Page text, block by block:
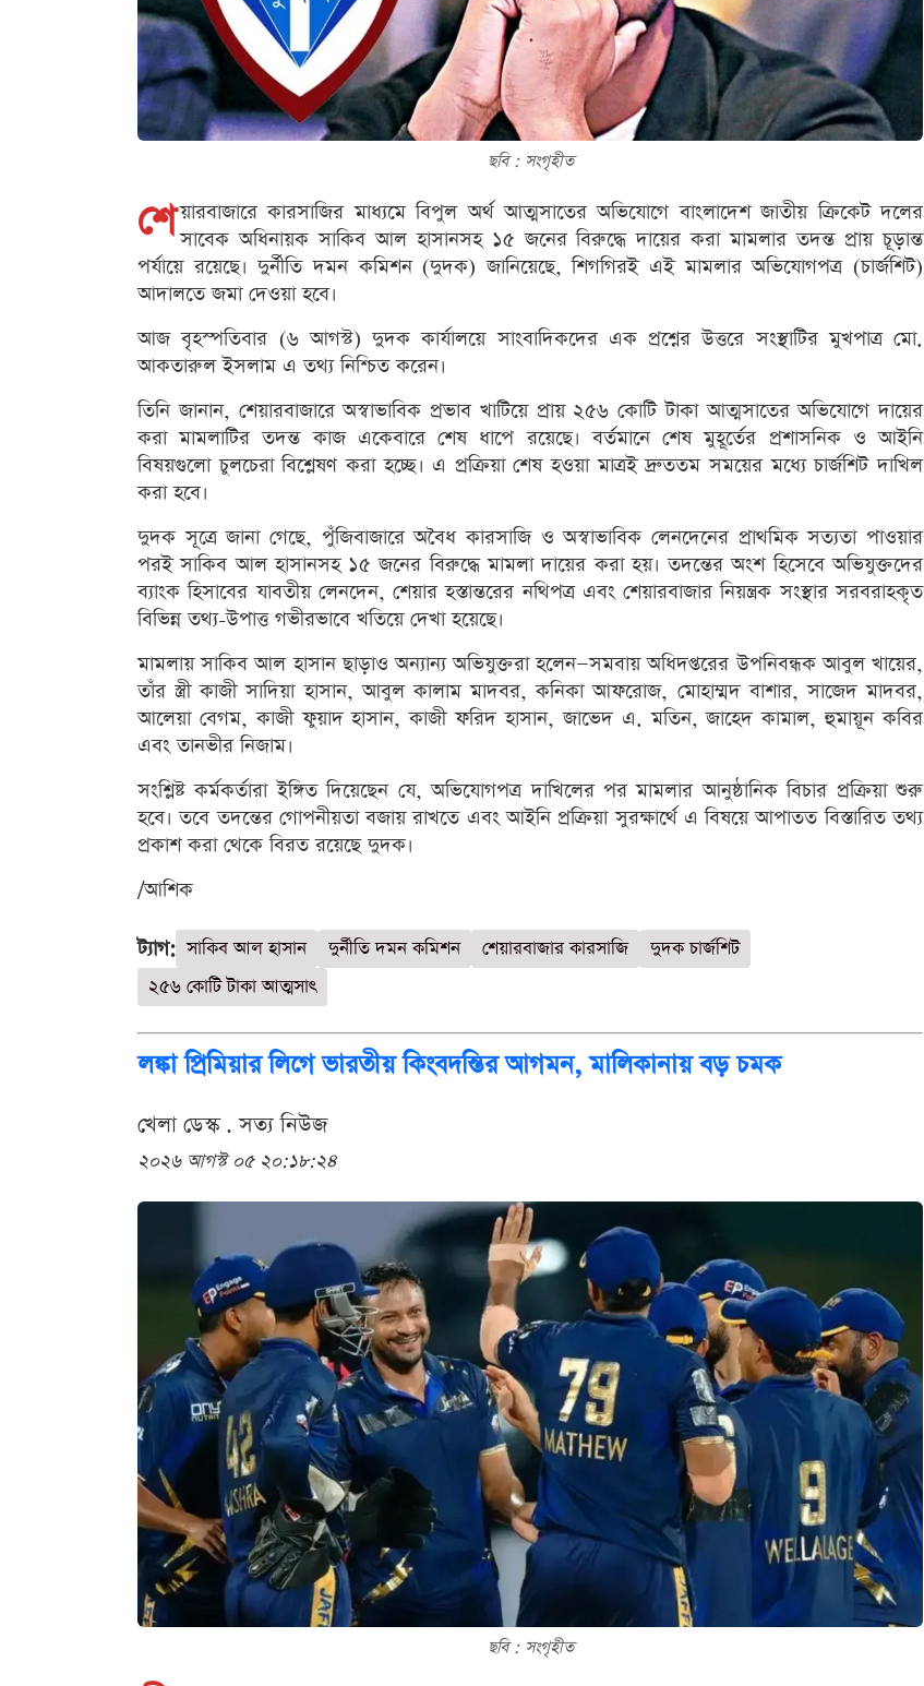
ছবি : সংগৃহীত
শে য়ারবাজারে কারসাজির মাধ্যমে বিপুল অর্থ আত্মসাতের অভিযোগে বাংলাদেশ জাতীয় ক্রিকেট দলের
সাবেক অধিনায়ক সাকিব আল হাসানসহ ১৫ জনের বিরুদ্ধে দায়ের করা মামলার তদন্ত প্রায় চূড়ান্ত
পর্যায়ে রয়েছে। দুর্নীতি দমন কমিশন (দুদক) জানিয়েছে, শিগগিরই এই মামলার অভিযোগপত্র (চার্জশিট)
আদালতে জমা দেওয়া হবে।
আজ বৃহস্পতিবার (৬ আগস্ট) দুদক কার্যালয়ে সাংবাদিকদের এক প্রশ্নের উত্তরে সংস্থাটির মুখপাত্র মো.
আকতারুল ইসলাম এ তথ্য নিশ্চিত করেন।
তিনি জানান, শেয়ারবাজারে অস্বাভাবিক প্রভাব খাটিয়ে প্রায় ২৫৬ কোটি টাকা আত্মসাতের অভিযোগে দায়ের
করা মামলাটির তদন্ত কাজ একেবারে শেষ ধাপে রয়েছে। বর্তমানে শেষ মুহূর্তের প্রশাসনিক ও আইনি
বিষয়গুলো চুলচেরা বিশ্লেষণ করা হচ্ছে। এ প্রক্রিয়া শেষ হওয়া মাত্রই দ্রুততম সময়ের মধ্যে চার্জশিট দাখিল
করা হবে।
দুদক সূত্রে জানা গেছে, পুঁজিবাজারে অবৈধ কারসাজি ও অস্বাভাবিক লেনদেনের প্রাথমিক সত্যতা পাওয়ার
পরই সাকিব আল হাসানসহ ১৫ জনের বিরুদ্ধে মামলা দায়ের করা হয়। তদন্তের অংশ হিসেবে অভিযুক্তদের
ব্যাংক হিসাবের যাবতীয় লেনদেন, শেয়ার হস্তান্তরের নথিপত্র এবং শেয়ারবাজার নিয়ন্ত্রক সংস্থার সরবরাহকৃত
বিভিন্ন তথ্য-উপাত্ত গভীরভাবে খতিয়ে দেখা হয়েছে।
মামলায় সাকিব আল হাসান ছাড়াও অন্যান্য অভিযুক্তরা হলেন—সমবায় অধিদপ্তরের উপনিবন্ধক আবুল খায়ের,
তাঁর স্ত্রী কাজী সাদিয়া হাসান, আবুল কালাম মাদবর, কনিকা আফরোজ, মোহাম্মদ বাশার, সাজেদ মাদবর,
আলেয়া বেগম, কাজী ফুয়াদ হাসান, কাজী ফরিদ হাসান, জাভেদ এ. মতিন, জাহেদ কামাল, হুমায়ূন কবির
এবং তানভীর নিজাম।
সংশ্লিষ্ট কর্মকর্তারা ইঙ্গিত দিয়েছেন যে, অভিযোগপত্র দাখিলের পর মামলার আনুষ্ঠানিক বিচার প্রক্রিয়া শুরু
হবে। তবে তদন্তের গোপনীয়তা বজায় রাখতে এবং আইনি প্রক্রিয়া সুরক্ষার্থে এ বিষয়ে আপাতত বিস্তারিত তথ্য
প্রকাশ করা থেকে বিরত রয়েছে দুদক।
/আশিক
ট্যাগ: সাকিব আল হাসান দুর্নীতি দমন কমিশন শেয়ারবাজার কারসাজি
দুদক চার্জশিট
২৫৬ কোটি টাকা আত্মসাৎ
লঙ্কা প্রিমিয়ার লিগে ভারতীয় কিংবদন্তির আগমন, মালিকানায় বড় চমক
খেলা ডেস্ক . সত্য নিউজ
২০২৬ আগস্ট ০৫ ২০:১৮:২৪
ছবি : সংগৃহীত